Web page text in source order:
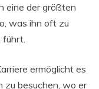
eine der größten
was ihn oft zu
ermöglicht es
zu besuchen, wo er